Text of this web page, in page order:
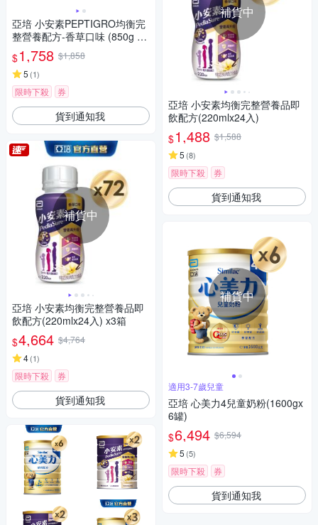
亞培 小安素PEPTIGRO均衡完
整營養配方-香草口味 (850g x
2入)
$1,758 $1,858
5 (1)
限時下殺 券
貨到通知我
補貨中
亞培 小安素均衡完整營養品即
飲配方(220mlx24入) x3箱
$4,664 $4,764
4(1)
限時下殺 券
貨到通知我
補貨中
亞培 小安素均衡完整營養品即
飲配方(220mlx24入)
$1,488 $1,588
5 (8)
限時下殺 券
貨到通知我
補貨中
適用3-7歲兒童
亞培 心美力4兒童奶粉(1600gx
6罐)
$6,494 $6,594
5 (5)
限時下殺 券
貨到通知我